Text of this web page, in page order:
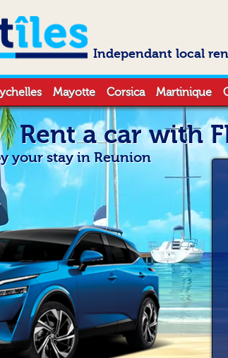
Independant local
Mayotte Corsica Martinique
Rent a car with
your stay in Reunion